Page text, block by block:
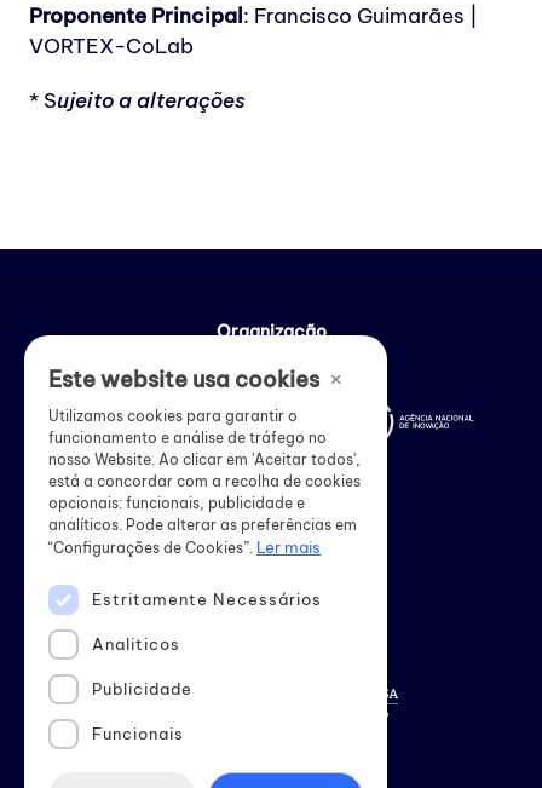
Proponente Principal: Francisco Guimarães |
VORTEX-CoLab
* Sujeito a alterações
Organização
Apoio institucional
×
Este website usa cookies
Utilizamos cookies para garantir o
funcionamento e análise de tráfego no
nosso Website. Ao clicar em 'Aceitar todos',
está a concordar com a recolha de cookies
opcionais: funcionais, publicidade e
analíticos. Pode alterar as preferências em
“Configurações de Cookies”. Ler mais
Estritamente Necessários
Analiticos
Publicidade
Funcionais